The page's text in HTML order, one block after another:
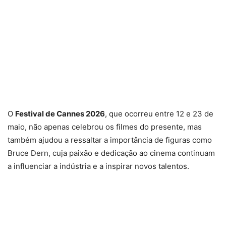
O Festival de Cannes 2026, que ocorreu entre 12 e 23 de
maio, não apenas celebrou os filmes do presente, mas
também ajudou a ressaltar a importância de figuras como
Bruce Dern, cuja paixão e dedicação ao cinema continuam
a influenciar a indústria e a inspirar novos talentos.